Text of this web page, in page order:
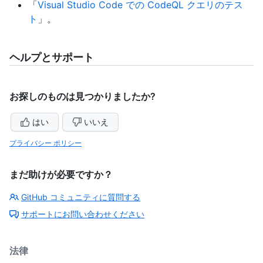
「Visual Studio Code での CodeQL クエリのテス
ト 」。
ヘルプとサポート
お探しのものは見つかりましたか?
はい いいえ
プライバシー ポリシー
まだ助けが必要ですか？
GitHub コミュニティに質問する
サポートにお問い合わせください
法律